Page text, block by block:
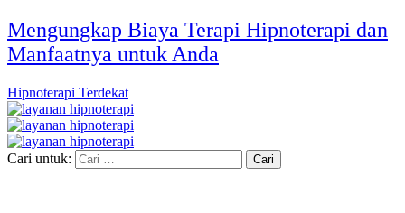
Mengungkap Biaya Terapi Hipnoterapi dan
Manfaatnya untuk Anda
Hipnoterapi Terdekat
Cari untuk: